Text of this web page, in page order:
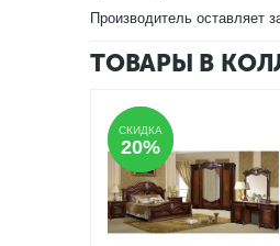
Производитель оставляет
ТОВАРЫ В
СКИДКА
20%
СКИДКА
20%